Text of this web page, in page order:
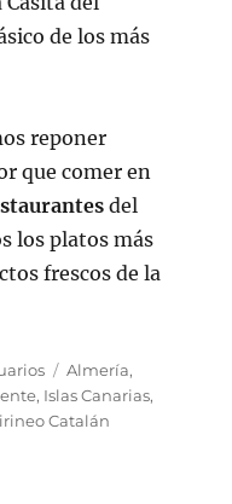
de los más
reponer
que comer en
del
los platos más
frescos de la
Etiquetas
Almería,
, Islas Canarias,
Catalán